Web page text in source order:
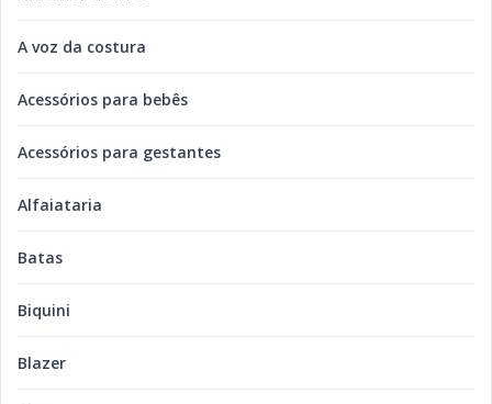
A voz da costura
Acessórios para bebês
Acessórios para gestantes
Alfaiataria
Batas
Biquini
Blazer